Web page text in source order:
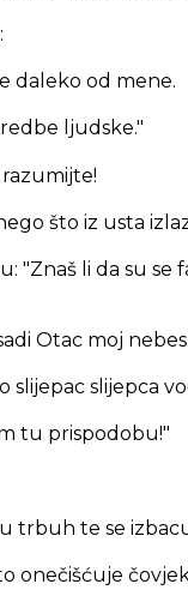
daleko od mene.
ljudske."
što iz usta
"Znaš li da su se
Otac moj
slijepac slijepca
tu prispodobu!"
trbuh te se
onečišćuje